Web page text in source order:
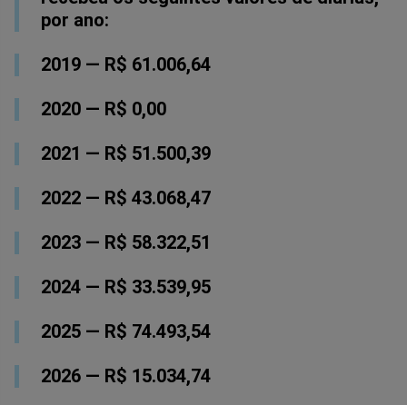
por ano:
2019 — R$ 61.006,64
2020 — R$ 0,00
2021 — R$ 51.500,39
2022 — R$ 43.068,47
2023 — R$ 58.322,51
2024 — R$ 33.539,95
2025 — R$ 74.493,54
2026 — R$ 15.034,74